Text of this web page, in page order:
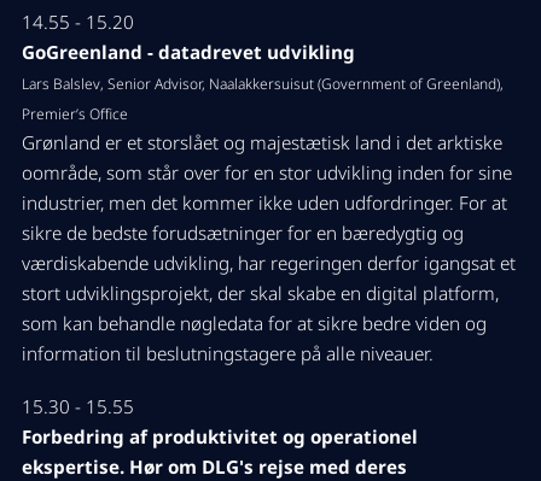
14.55 - 15.20
GoGreenland - datadrevet udvikling
Lars Balslev, Senior Advisor, Naalakkersuisut (Government of Greenland),
Premier’s Office
Grønland er et storslået og majestætisk land i det arktiske
oområde, som står over for en stor udvikling inden for sine
industrier, men det kommer ikke uden udfordringer. For at
sikre de bedste forudsætninger for en bæredygtig og
værdiskabende udvikling, har regeringen derfor igangsat et
stort udviklingsprojekt, der skal skabe en digital platform,
som kan behandle nøgledata for at sikre bedre viden og
information til beslutningstagere på alle niveauer.
15.30 - 15.55
Forbedring af produktivitet og operationel
ekspertise. Hør om DLG's rejse med deres